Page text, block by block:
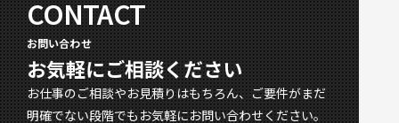
CONTACT
お問い合わせ
お気軽にご相談ください
お仕事のご相談やお見積りはもちろん、ご要件がまだ
明確でない段階でもお気軽にお問い合わせください。